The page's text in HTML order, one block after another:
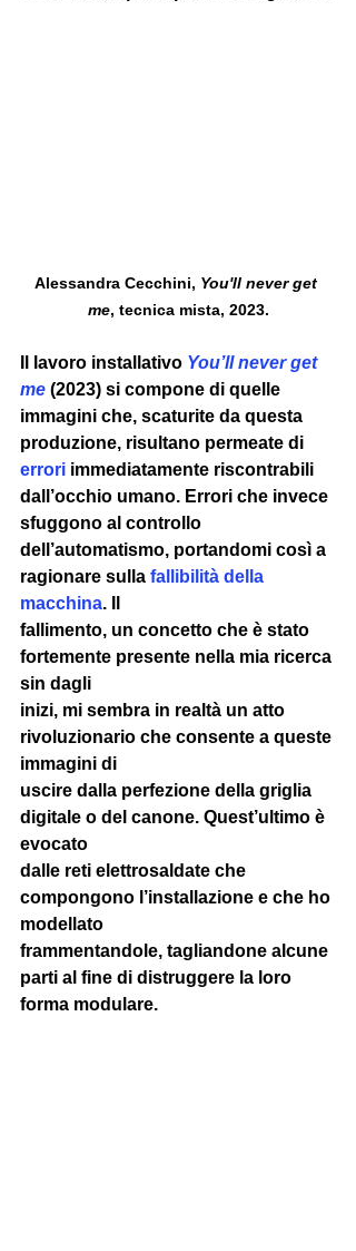
Alessandra Cecchini, You'll never get
me, tecnica mista, 2023.
Il lavoro installativo You’ll never get
me (2023) si compone di quelle
immagini che, scaturite da questa
produzione, risultano permeate di
errori immediatamente riscontrabili
dall’occhio umano. Errori che invece
sfuggono al controllo
dell’automatismo, portandomi così a
ragionare sulla fallibilità della
macchina. Il
fallimento, un concetto che è stato
fortemente presente nella mia ricerca
sin dagli
inizi, mi sembra in realtà un atto
rivoluzionario che consente a queste
immagini di
uscire dalla perfezione della griglia
digitale o del canone. Quest’ultimo è
evocato
dalle reti elettrosaldate che
compongono l’installazione e che ho
modellato
frammentandole, tagliandone alcune
parti al fine di distruggere la loro
forma modulare.